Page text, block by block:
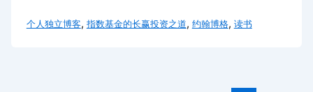
个人独立博客, 指数基金的长赢投资之道, 约翰博格, 读书